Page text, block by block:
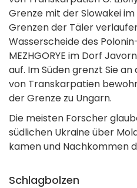
Grenze mit der Slowakei
Grenzen der Täler
Wasserscheide des
MEZHGORYE im Dorf
auf. Im Süden grenzt Sie
von Transkarpatien
der Grenze zu Ungarn.
Die meisten Forscher
südlichen Ukraine über
kamen und Nachkommen
Schlagbolzen